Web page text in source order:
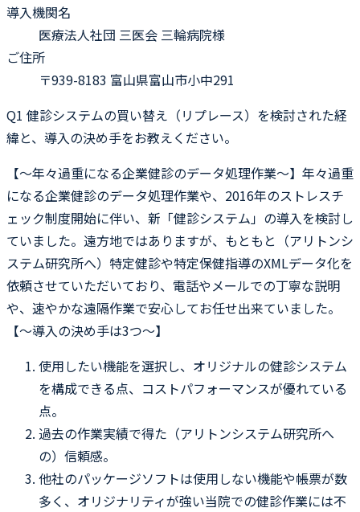
導入機関名
医療法人社団 三医会 三輪病院様
ご住所
〒939-8183 富山県富山市小中291
Q1 健診システムの買い替え（リプレース）を検討された経
緯と、導入の決め手をお教えください。
【〜年々過重になる企業健診のデータ処理作業〜】年々過重
になる企業健診のデータ処理作業や、2016年のストレスチ
ェック制度開始に伴い、新「健診システム」の導入を検討し
ていました。遠方地ではありますが、もともと（アリトンシ
ステム研究所へ）特定健診や特定保健指導のXMLデータ化を
依頼させていただいており、電話やメールでの丁寧な説明
や、速やかな遠隔作業で安心してお任せ出来ていました。
【〜導入の決め手は3つ〜】
使用したい機能を選択し、オリジナルの健診システム
を構成できる点、コストパフォーマンスが優れている
点。
過去の作業実績で得た（アリトンシステム研究所へ
の）信頼感。
他社のパッケージソフトは使用しない機能や帳票が数
多く、オリジナリティが強い当院での健診作業には不